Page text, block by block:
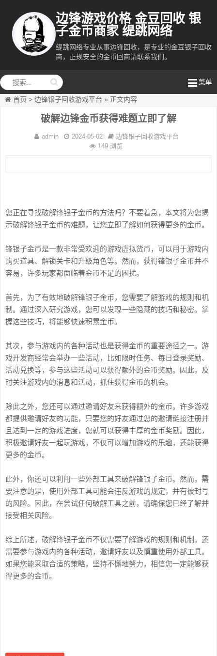
边锋游戏价格 金豆回收 银
子金币商家 缇跳网络
缇跳网络专业从事边锋回收，是专业的金豆银子回收
商，正规安全的金币回商请联系我们。
菜单
首页 > 边锋银子回收游戏平台 » 正文内容
破解边锋金币获得难题立即了解
admin 2024-05-02
边锋银子回收游戏平台
149 浏览
您正在寻找破解锋银子金币的方法吗？不要着急，本文将为您揭
示破解锋银子金币的难题，让您立即了解如何获得更多的金币。
锋银子金币是一款非常受欢迎的游戏虚拟货币，可以用于游戏内
购买道具、解锁关卡和升级角色等。然而，获得锋银子金币并不
容易，许多玩家都面临着金币不足的困扰。
首先，为了有效地破解锋银子金币，您需要了解游戏的规则和机
制。通过深入研究游戏，您可以发现一些隐藏的技巧和秘密。掌
握这些技巧，将能够快速积累金币。
其次，参与游戏内的各种活动也是获得金币的重要途径之一。游
戏开发商经常会举办一些活动，比如限时任务、每日登录奖励、
活动兑换等，参与这些活动可以获得额外的金币奖励。因此，及
时关注游戏内的消息和活动，抓住获得金币的机会。
除此之外，您还可以通过邀请好友来获得额外的金币。许多游戏
都提供邀请好友的功能，只要您的好友通过您的邀请链接注册并
且达到一定的游戏进度，您就可以获得丰厚的金币奖励。因此，
积极邀请好友一起玩游戏，不仅可以增加游戏的乐趣，还能获得
更多的金币。
此外，你还可以利用一些外部工具来破解锋银子金币。然而，需
要注意的是，使用外部工具可能会违反游戏的规定，并有被封号
的风险。因此，在尝试任何破解工具之前，请确保您已经了解并
接受相关风险。
综上所述，破解锋银子金币不仅需要了解游戏的规则和机制，还
需要参与游戏内的各种活动，邀请好友以及慎重使用外部工具。
如果您能采取合适的策略，坚持不懈地努力，相信您一定能够获
得更多的金币。